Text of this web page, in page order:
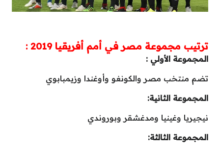
ترتيب مجموعة مصر في أمم أفريقيا 2019 :
المجموعة الأولي :
تضم منتخب مصر والكونغو وأوغندا وزيمبابوي
المجموعة الثانية:
نيجيريا وغينيا ومدغشقر وبوروندي
المجموعة الثالثة: